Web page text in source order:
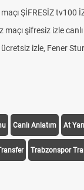
ŞİFRESİZ tv100
maçı şifresiz izle
izle, Fener
Canlı Anlatım At
Trabzonspor